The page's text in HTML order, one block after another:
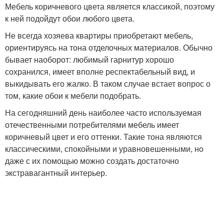
Мебель коричневого цвета является классикой, поэтому
к ней подойдут обои любого цвета.
Не всегда хозяева квартиры приобретают мебель,
ориентируясь на тона отделочных материалов. Обычно
бывает наоборот: любимый гарнитур хорошо
сохранился, имеет вполне респектабельный вид, и
выкидывать его жалко. В таком случае встает вопрос о
том, какие обои к мебели подобрать.
На сегодняшний день наиболее часто используемая
отечественными потребителями мебель имеет
коричневый цвет и его оттенки. Такие тона являются
классическими, спокойными и уравновешенными, но
даже с их помощью можно создать достаточно
экстравагантный интерьер.